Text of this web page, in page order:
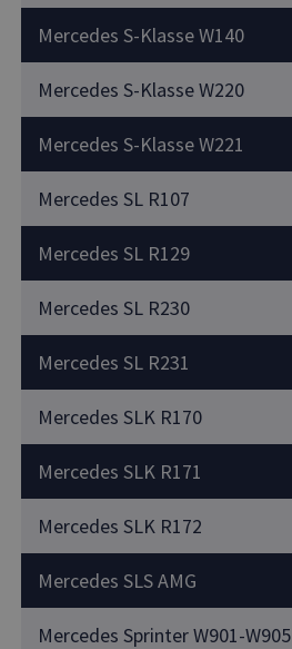
Mercedes S-Klasse W140
Mercedes S-Klasse W220
Mercedes S-Klasse W221
Mercedes SL R107
Mercedes SL R129
Mercedes SL R230
Mercedes SL R231
Mercedes SLK R170
Mercedes SLK R171
Mercedes SLK R172
Mercedes SLS AMG
Mercedes Sprinter W901-W905